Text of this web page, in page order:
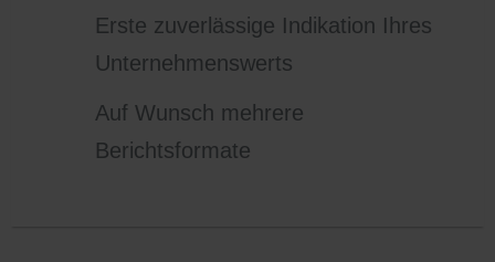
Erste zuverlässige Indikation Ihres
Unternehmenswerts
Auf Wunsch mehrere
Berichtsformate